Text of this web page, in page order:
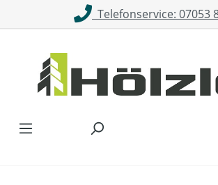
Zum Hauptinhalt springenTelefonservice: 07053